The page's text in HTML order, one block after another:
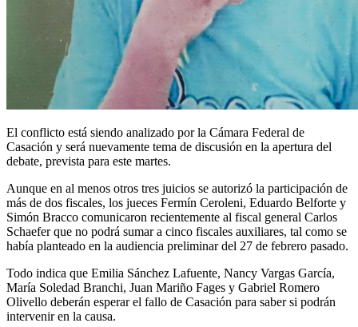
El conflicto está siendo analizado por la Cámara Federal de
Casación y será nuevamente tema de discusión en la apertura del
debate, prevista para este martes.
Aunque en al menos otros tres juicios se autorizó la participación de
más de dos fiscales, los jueces Fermín Ceroleni, Eduardo Belforte y
Simón Bracco comunicaron recientemente al fiscal general Carlos
Schaefer que no podrá sumar a cinco fiscales auxiliares, tal como se
había planteado en la audiencia preliminar del 27 de febrero pasado.
Todo indica que Emilia Sánchez Lafuente, Nancy Vargas García,
María Soledad Branchi, Juan Mariño Fages y Gabriel Romero
Olivello deberán esperar el fallo de Casación para saber si podrán
intervenir en la causa.